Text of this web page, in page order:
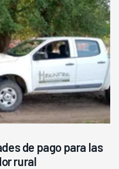
de pago para las
rural